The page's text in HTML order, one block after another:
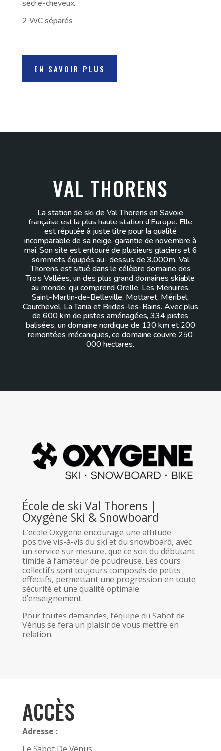
sèche-cheveux.
2 WC séparés
EN SAVOIR PLUS
VAL THORENS
La station de ski de Val Thorens en Savoie
française est la plus haute station d’Europe. Elle
est réputée à juste titre pour la qualité
incomparable de sa neige, garantie de novembre à
mai. Son site est entouré de plusieurs glaciers et 6
sommets équipés au- dessus de 3.000m. Val
Thorens est situé dans le célèbre domaine des
Trois Vallées, un des plus grand domaines skiable
au monde, qui comprend Orelle, Les Menuires,
Saint-Martin-de-Belleville, Mottaret, Méribel,
Courchevel, La Tania et Brides-les-Bains. Avec plus
de 600 km de pistes aménagées, 334 pistes
balisées, un domaine nordique de 130 km et 200
remontées mécaniques, ce domaine couvre 250
000 hectares.
École de ski Val Thorens |
Oxygène Ski & Snowboard
L’école Oxygène encourage une attitude
positive vis-à-vis du ski et du snowboard, avec
un service sur mesure, que ce soit du débutant
timide à l’amateur de poudreuse. Les cours
collectifs sont toujours composés de petits
effectifs, permettant une progression en toute
sécurité et une qualité optimale
d’enseignement.
Pour toutes demandes, l’équipe du Sabot de
Vénus se fera un plaisir de vous mettre en
relation.
ACCÈS
Adresse :
Le Sabot De Vénus